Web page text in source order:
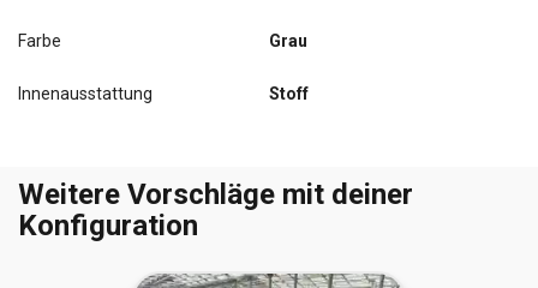
Farbe Grau
Innenausstattung Stoff
Weitere Vorschläge mit deiner
Konfiguration